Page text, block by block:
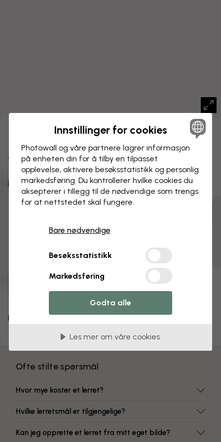
Vill Bukett
LERRETSBILDE
Ferdig montert og klar til oppheng
Fargeekte farger
Varenummer:
Levering og retur
Ofte stilte spørsmål
Hvor mye koster et lerret?
Hvilke lerretsmål er tilgjengelige?
Kan jeg opprette et lerret fra mitt eget bilde?
Innstillinger for cookies
Photowall og våre partnere lagrer informasjon
på enheten din for å tilby en tilpasset
opplevelse, aktivere besøks­statistikk og personlig
markedsføring. Du kontrollerer hvilke cookies du
aksepterer i tillegg til de nødvendige som trengs
for at nettstedet skal fungere.
Bare nødvendige
Besøksstatistikk
Markedsføring
Godta alle
Les mer om våre cookies